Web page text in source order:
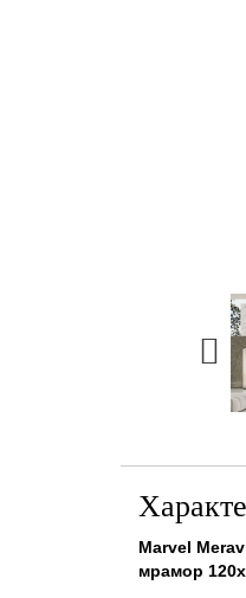
Marvel
мрамор